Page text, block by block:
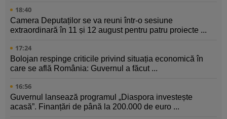
18:40
Camera Deputaților se va reuni într-o sesiune
extraordinară în 11 și 12 august pentru patru proiecte ...
17:24
Bolojan respinge criticile privind situația economică în
care se află România: Guvernul a făcut ...
16:56
Guvernul lansează programul „Diaspora investește
acasă”. Finanțări de până la 200.000 de euro ...